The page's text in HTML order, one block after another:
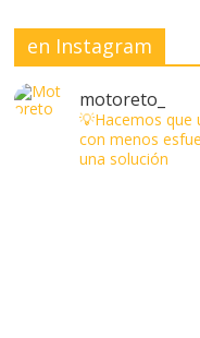
en Instagram
motoreto_
💡Hacemos que
con menos
una solución